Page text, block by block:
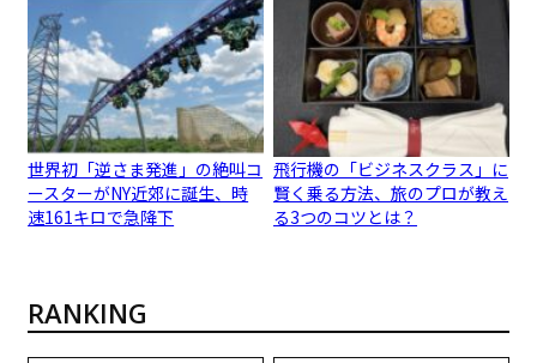
世界初「逆さま発進」の絶叫コ
ースターがNY近郊に誕生、時
速161キロで急降下
飛行機の「ビジネスクラス」に
賢く乗る方法、旅のプロが教え
る3つのコツとは？
RANKING